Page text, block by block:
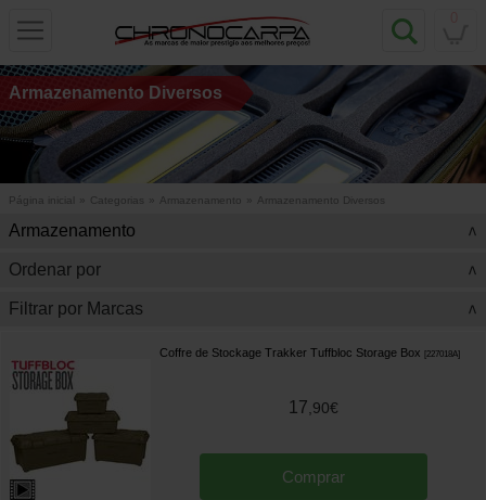
Armazenamento Diversos
Página inicial Categorias Armazenamento Armazenamento Diversos
Armazenamento >
Ordenar por >
Filtrar por Marcas >
Coffre de Stockage Trakker Tuffbloc Storage Box [227018A]
17,90€
Comprar